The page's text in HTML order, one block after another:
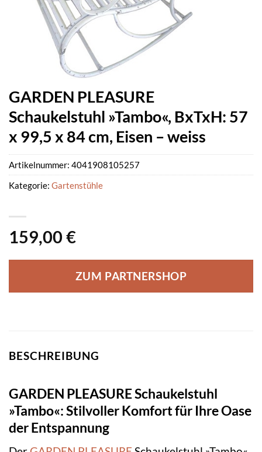
GARDEN PLEASURE
Schaukelstuhl »Tambo«, BxTxH: 57
x 99,5 x 84 cm, Eisen – weiss
159,00 €
ZUM PARTNERSHOP
Artikelnummer: 4041908105257
Kategorie: Gartenstühle
BESCHREIBUNG
GARDEN PLEASURE Schaukelstuhl
»Tambo«: Stilvoller Komfort für Ihre Oase
der Entspannung